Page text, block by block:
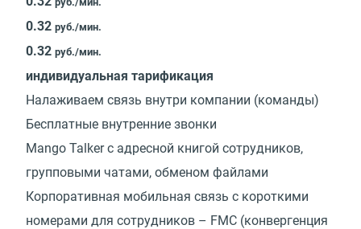
0.32 руб./мин.
0.32 руб./мин.
индивидуальная тарификация
Налаживаем связь внутри компании (команды)
Бесплатные внутренние звонки
Mango Talker с адресной книгой сотрудников,
групповыми чатами, обменом файлами
Корпоративная мобильная связь с короткими
номерами для сотрудников – FMC (конвергенция